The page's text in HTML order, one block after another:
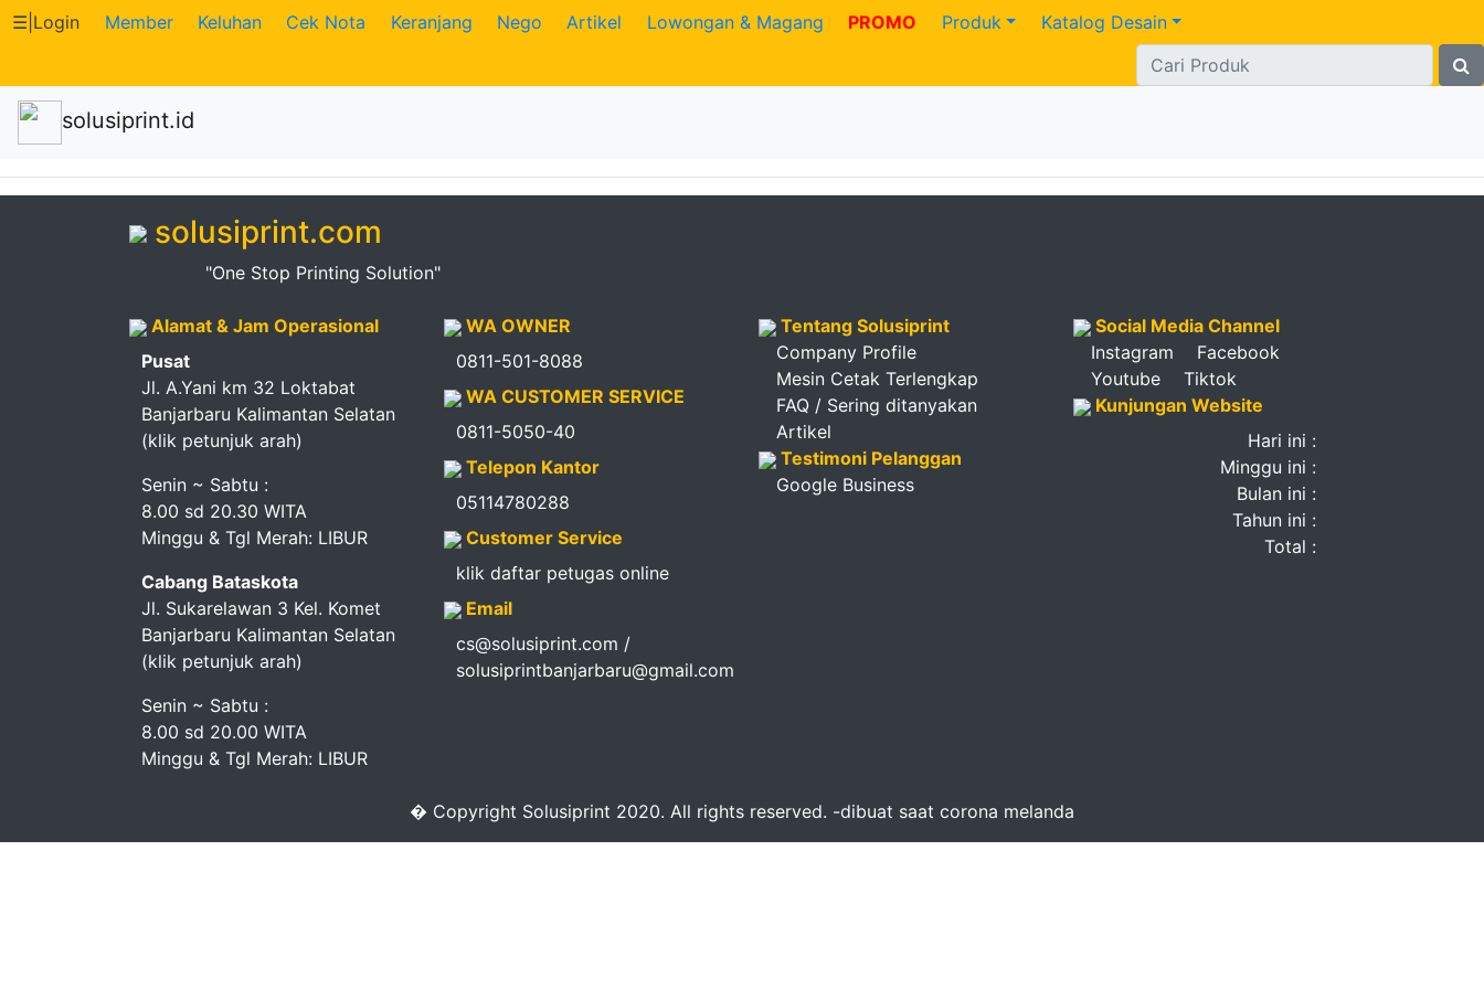
Katalog
Produk
Petugas
Riwayat
Pembayaran
Pendapatan
Password
☰ Login Member Keluhan Cek Nota Keranjang Nego Artikel Lowongan & Magang PROMO Produk Katalog Desain
solusiprint.id
solusiprint.com
"One Stop Printing Solution"
Alamat & Jam Operasional
Pusat
Jl. A.Yani km 32 Loktabat
Banjarbaru Kalimantan Selatan
(klik petunjuk arah)
Senin ~ Sabtu :
8.00 sd 20.30 WITA
Minggu & Tgl Merah: LIBUR
Cabang Bataskota
Jl. Sukarelawan 3 Kel. Komet
Banjarbaru Kalimantan Selatan
(klik petunjuk arah)
Senin ~ Sabtu :
8.00 sd 20.00 WITA
Minggu & Tgl Merah: LIBUR
WA OWNER
0811-501-8088
WA CUSTOMER SERVICE
0811-5050-40
Telepon Kantor
05114780288
Customer Service
klik daftar petugas online
Email
cs@solusiprint.com /
solusiprintbanjarbaru@gmail.com
Tentang Solusiprint
Company Profile
Mesin Cetak Terlengkap
FAQ / Sering ditanyakan
Artikel
Testimoni Pelanggan
Google Business
Social Media Channel
Instagram
Facebook
Youtube
Tiktok
Kunjungan Website
Hari ini :
Minggu ini :
Bulan ini :
Tahun ini :
Total :
� Copyright Solusiprint 2020. All rights reserved. -dibuat saat corona melanda